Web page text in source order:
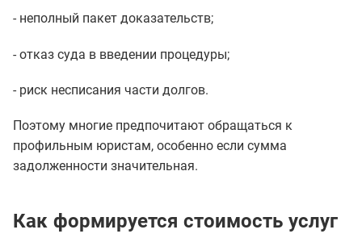
- неполный пакет доказательств;
- отказ суда в введении процедуры;
- риск несписания части долгов.
Поэтому многие предпочитают обращаться к
профильным юристам, особенно если сумма
задолженности значительная.
Как формируется стоимость услуг